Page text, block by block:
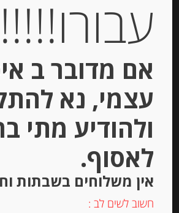
יחידות
הוספה לסל
Stock
אם מדובר ב
עצמי, נא
ולהודיע מתי
לאסוף.
אין משלוחים בשבתות
חשוב לשים לב :